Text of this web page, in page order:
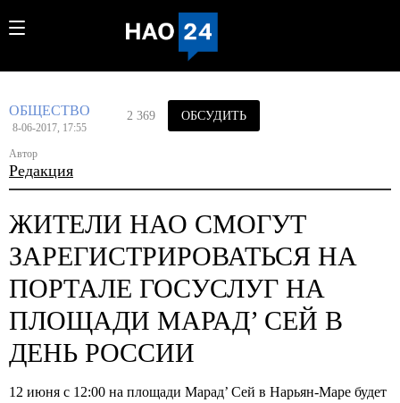
ОБЩЕСТВО
8-06-2017, 17:55
Автор
Редакция
2 369 ОБСУДИТЬ
ЖИТЕЛИ НАО СМОГУТ
ЗАРЕГИСТРИРОВАТЬСЯ НА
ПОРТАЛЕ ГОСУСЛУГ НА
ПЛОЩАДИ МАРАД’ СЕЙ В
ДЕНЬ РОССИИ
12 июня с 12:00 на площади Марад’ Cей в Нарьян-Маре будет